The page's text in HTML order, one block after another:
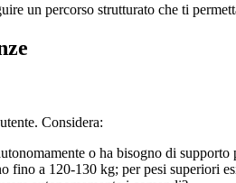
un percorso strutturato che ti
Considera:
o ha bisogno di supporto
fino a 120-130 kg; per pesi superiori